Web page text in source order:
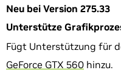
Neu bei Version 275.33
Unterstütze
Fügt Unterstützung für
GeForce GTX 560 hinzu.